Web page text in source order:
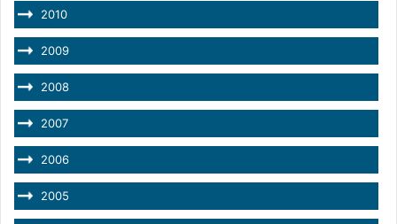
2010
2009
2008
2007
2006
2005